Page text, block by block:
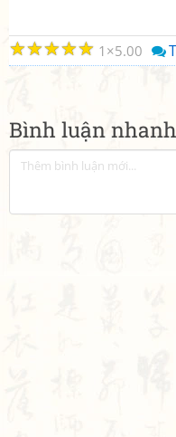
Bình luận nhanh
☆
☆
☆
☆
☆ 1 5.00